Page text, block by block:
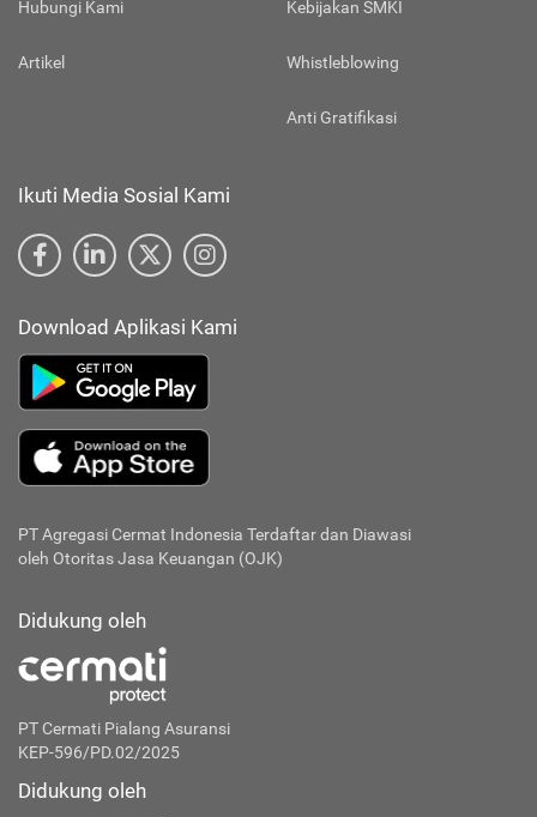
Hubungi Kami
Artikel
Kebijakan SMKI
Whistleblowing
Anti Gratifikasi
Ikuti Media Sosial Kami
Download Aplikasi Kami
PT Agregasi Cermat Indonesia Terdaftar dan Diawasi
oleh Otoritas Jasa Keuangan (OJK)
Didukung oleh
PT Cermati Pialang Asuransi
KEP-596/PD.02/2025
Didukung oleh